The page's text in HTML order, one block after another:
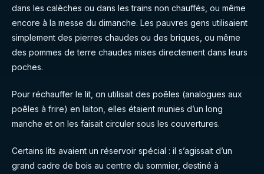
dans les calèches ou dans les trains non chauffés, ou même
encore à la messe du dimanche. Les pauvres gens utilisaient
simplement des pierres chaudes ou des briques, ou même
des pommes de terre chaudes mises directement dans leurs
poches.
Pour réchauffer le lit, on utilisait des poêles (analogues aux
poêles à frire) en laiton, elles étaient munies d’un long
manche et on les faisait circuler sous les couvertures.
Certains lits avaient un réservoir spécial : il s’agissait d’un
grand cadre de bois au centre du sommier, destiné à